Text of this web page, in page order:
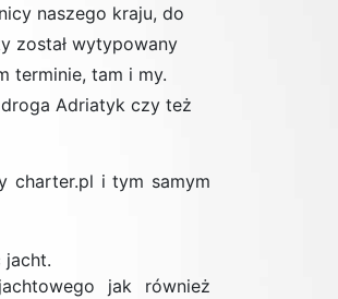
naszego kraju, do
został wytypowany
terminie, tam i my.
droga Adriatyk czy też
charter.pl i tym samym
jacht.
jak również